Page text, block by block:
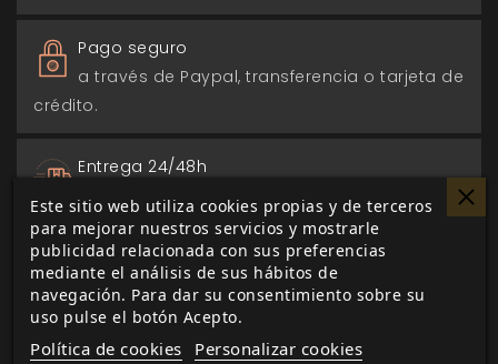
Pago seguro
a través de Paypal, transferencia o tarjeta de
crédito.
Entrega 24/48h
para envios nacionales.
Biblioteca digital
actualizada con todos los juego canjeados
o comprados.
Este sitio web utiliza cookies propias y de terceros
para mejorar nuestros servicios y mostrarle
publicidad relacionada con sus preferencias
mediante el análisis de sus hábitos de
navegación. Para dar su consentimiento sobre su
uso pulse el botón Acepto.
Política de cookies Personalizar cookies